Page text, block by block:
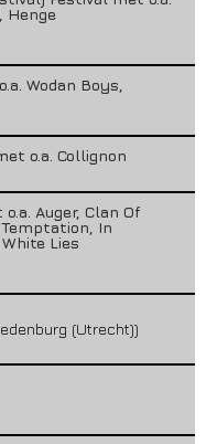
Henge
Wodan Boys,
o.a. Collignon
Auger, Clan Of
In
Lies
(Utrecht))